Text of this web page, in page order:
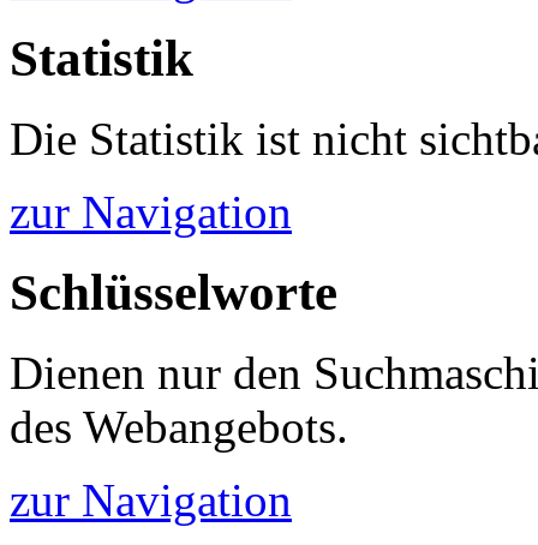
Statistik
Die Statistik ist nicht
zur Navigation
Schlüsselworte
Dienen nur den
des Webangebots.
zur Navigation